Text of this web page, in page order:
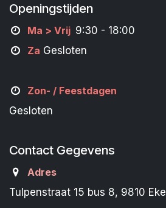
Openingstijden
Ma > Vrij 9:30 - 18:00
Za Gesloten
Zon- / Feestdagen
Gesloten
Contact Gegevens
Adres
Tulpenstraat 15 bus 8, 9810 Eke